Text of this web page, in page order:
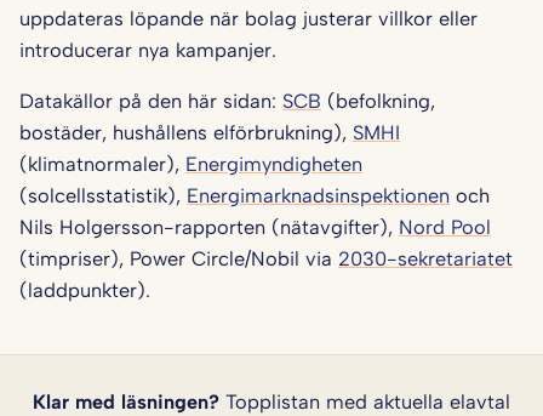
uppdateras löpande när bolag justerar villkor eller
introducerar nya kampanjer.
Datakällor på den här sidan: SCB (befolkning,
bostäder, hushållens elförbrukning), SMHI
(klimatnormaler), Energimyndigheten
(solcellsstatistik), Energimarknadsinspektionen och
Nils Holgersson-rapporten (nätavgifter), Nord Pool
(timpriser), Power Circle/Nobil via 2030-sekretariatet
(laddpunkter).
Klar med läsningen? Topplistan med aktuella elavtal